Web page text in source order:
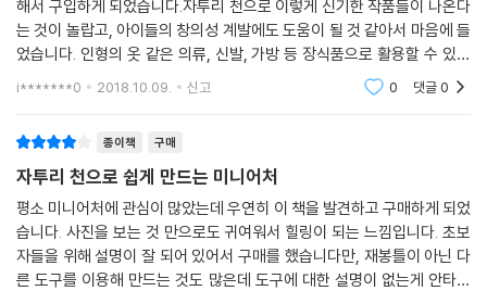
해서 구입하게 되었습니다.자투리 천으로 이렇게 신기한 작품들이 나온다
는 것이 놀랍고, 아이들의 창의성 계발에도 도움이 될 것 같아서 마음에 들
었습니다. 인형의 옷 같은 의류, 신발, 가방 등 장식품으로 활용할 수 있는
것들이 매우 많이 제시되어 있습니다. 여러분도 보고 활용해 보세요.
i*******0 2018.10.09. 신고 0 댓글0
종이책 구매
자투리 천으로 쉽게 만드는 미니어처
평소 미니어처에 관심이 많았는데 우연히 이 책을 발견하고 구매하게 되었
습니다. 사진을 보는 것 만으로도 귀여워서 힐링이 되는 느낌입니다. 초보
자들을 위해 설명이 잘 되어 있어서 구매를 했습니다만, 재봉틀이 아닌 다
른 도구를 이용해 만드는 것도 많은데 도구에 대한 설명이 없는게 안타깝